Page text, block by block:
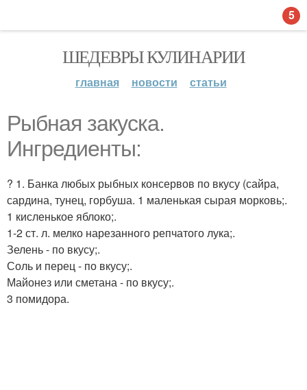
ШЕДЕВРЫ КУЛИНАРИИ
главная новости статьи
Рыбная закуска.
Ингредиенты:
? 1. Банка любых рыбных консервов по вкусу (сайра,
сардина, тунец, горбуша. 1 маленькая сырая морковь;.
1 кисленькое яблоко;.
1-2 ст. л. мелко нарезанного репчатого лука;.
Зелень - по вкусу;.
Соль и перец - по вкусу;.
Майонез или сметана - по вкусу;.
3 помидора.
5